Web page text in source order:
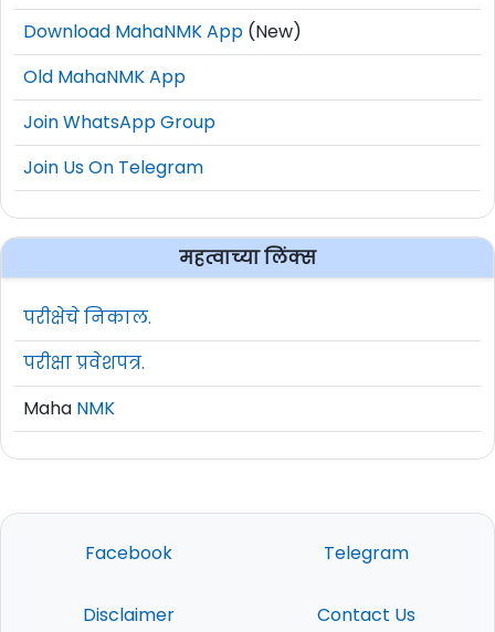
Download MahaNMK App (New)
Old MahaNMK App
Join WhatsApp Group
Join Us On Telegram
महत्वाच्या लिंक्स
परीक्षेचे निकाल.
परीक्षा प्रवेशपत्र.
Maha NMK
Facebook Telegram
Disclaimer Contact Us